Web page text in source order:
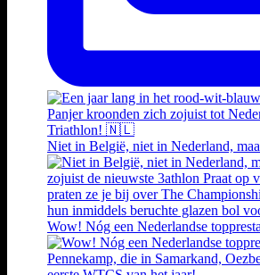
Niet in België, niet in Nederland,
Wow! Nóg een Nederlandse